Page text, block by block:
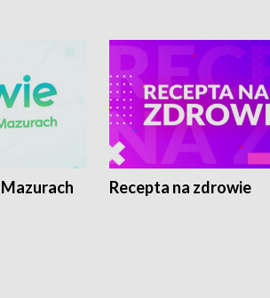
Recepta na zdrowie